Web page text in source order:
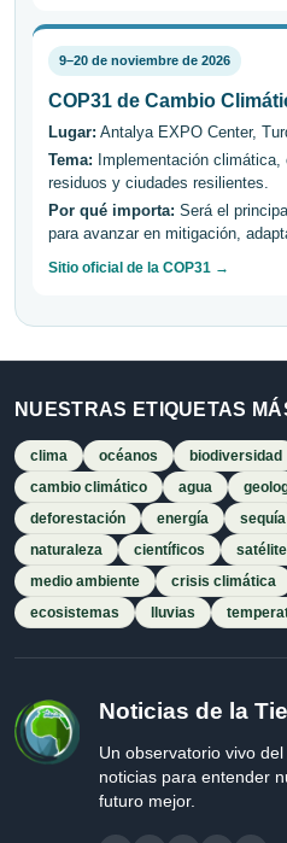
9–20 de noviembre de 2026
COP31 de Cambio
Lugar: Antalya EXPO Center,
Tema: Implementación
residuos y ciudades resilientes.
Por qué importa: Será el
para avanzar en mitigación,
Sitio oficial de la COP31 →
NUESTRAS ETIQUETAS
clima océanos biodiversidad
cambio climático
agua
deforestación
energía sequía
naturaleza
científicos
medio ambiente
crisis climática
ecosistemas
lluvias
Noticias de la
Un observatorio vivo
noticias para entender
futuro mejor.